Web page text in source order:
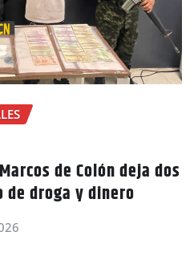
de Colón deja dos
de droga y dinero